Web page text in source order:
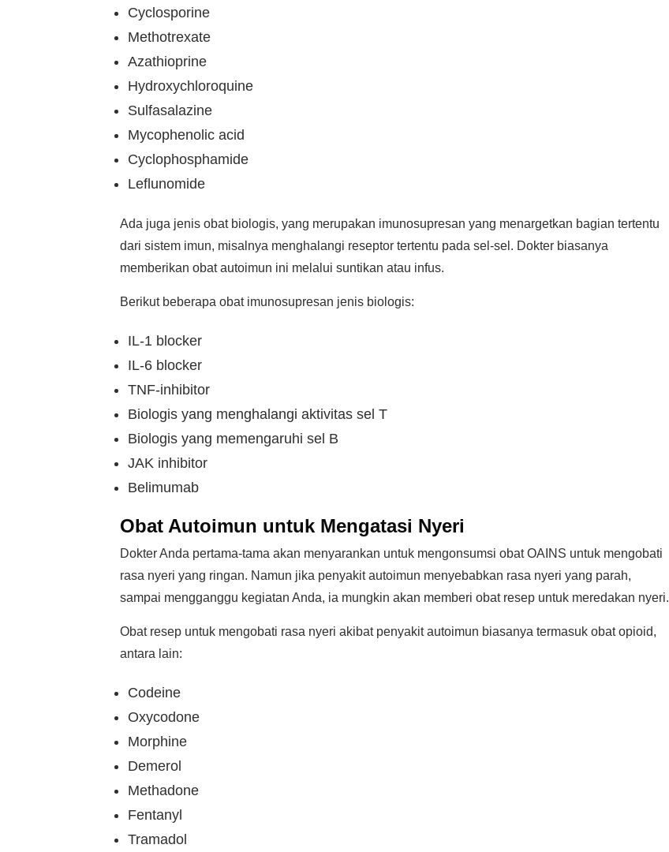
Cyclosporine
Methotrexate
Azathioprine
Hydroxychloroquine
Sulfasalazine
Mycophenolic acid
Cyclophosphamide
Leflunomide
Ada juga jenis obat biologis, yang merupakan imunosupresan yang menargetkan bagian tertentu
dari sistem imun, misalnya menghalangi reseptor tertentu pada sel-sel. Dokter biasanya
memberikan obat autoimun ini melalui suntikan atau infus.
Berikut beberapa obat imunosupresan jenis biologis:
IL-1 blocker
IL-6 blocker
TNF-inhibitor
Biologis yang menghalangi aktivitas sel T
Biologis yang memengaruhi sel B
JAK inhibitor
Belimumab
Obat Autoimun untuk Mengatasi Nyeri
Dokter Anda pertama-tama akan menyarankan untuk mengonsumsi obat OAINS untuk mengobati
rasa nyeri yang ringan. Namun jika penyakit autoimun menyebabkan rasa nyeri yang parah,
sampai mengganggu kegiatan Anda, ia mungkin akan memberi obat resep untuk meredakan nyeri.
Obat resep untuk mengobati rasa nyeri akibat penyakit autoimun biasanya termasuk obat opioid,
antara lain:
Codeine
Oxycodone
Morphine
Demerol
Methadone
Fentanyl
Tramadol